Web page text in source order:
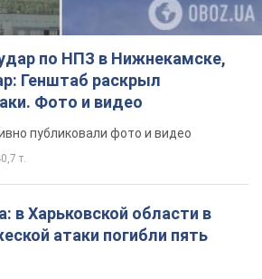
по НПЗ в Нижнекамске,
Генштаб раскрыл
Фото и видео
публиковали фото и видео
т.
в Харьковской области в
атаки погибли пять